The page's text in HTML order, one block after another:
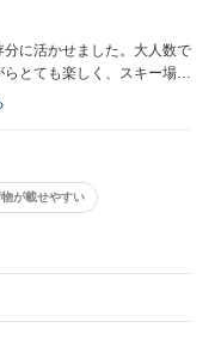
に活かせました。大人数で
とても楽しく、スキー場で
期の方は足回りがヘタっ
り回しは良くないです
す。
が載せやすい